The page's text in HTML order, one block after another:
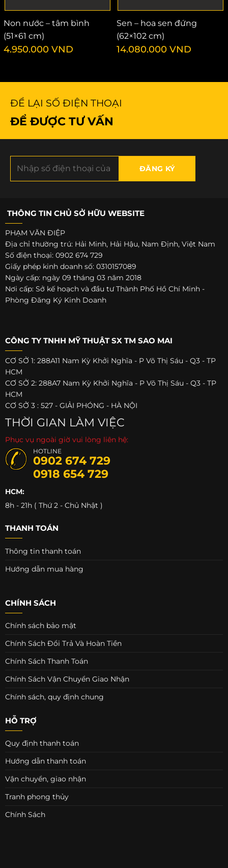
Non nước – tâm bình
(51×61 cm)
4.950.000 VND
Sen – hoa sen đứng
(62×102 cm)
14.080.000 VND
ĐỂ LẠI SỐ ĐIỆN THOẠI
ĐỂ ĐƯỢC TƯ VẤN
THÔNG TIN CHỦ SỞ HỮU WEBSITE
PHẠM VĂN ĐIỆP
Địa chỉ thường trú: Hải Minh, Hải Hậu, Nam Định, Việt Nam
Số điện thoại: 0902 674 729
Giấy phép kinh doanh số: 0310157089
Ngày cấp: ngày 09 tháng 03 năm 2018
Nơi cấp: Sở kế hoạch và đầu tư Thành Phố Hồ Chí Minh -
Phòng Đăng Ký Kinh Doanh
CÔNG TY TNHH MỸ THUẬT SX TM SAO MAI
CƠ SỞ 1: 288A11 Nam Kỳ Khởi Nghĩa - P Võ Thị Sáu - Q3 - TP
HCM
CƠ SỞ 2: 288A7 Nam Kỳ Khởi Nghĩa - P Võ Thị Sáu - Q3 - TP
HCM
CƠ SỞ 3 : 527 - GIẢI PHÓNG - HÀ NỘI
THỜI GIAN LÀM VIỆC
Phục vụ ngoài giờ vui lòng liên hệ:
HOTLINE
0902 674 729
0918 654 729
HCM:
8h - 21h ( Thứ 2 - Chủ Nhật )
THANH TOÁN
Thông tin thanh toán
Hướng dẫn mua hàng
CHÍNH SÁCH
Chính sách bảo mật
Chính Sách Đổi Trả Và Hoàn Tiền
Chính Sách Thanh Toán
Chính Sách Vận Chuyển Giao Nhận
Chính sách, quy định chung
HỖ TRỢ
Quy định thanh toán
Hướng dẫn thanh toán
Vận chuyển, giao nhận
Tranh phong thủy
Chính Sách